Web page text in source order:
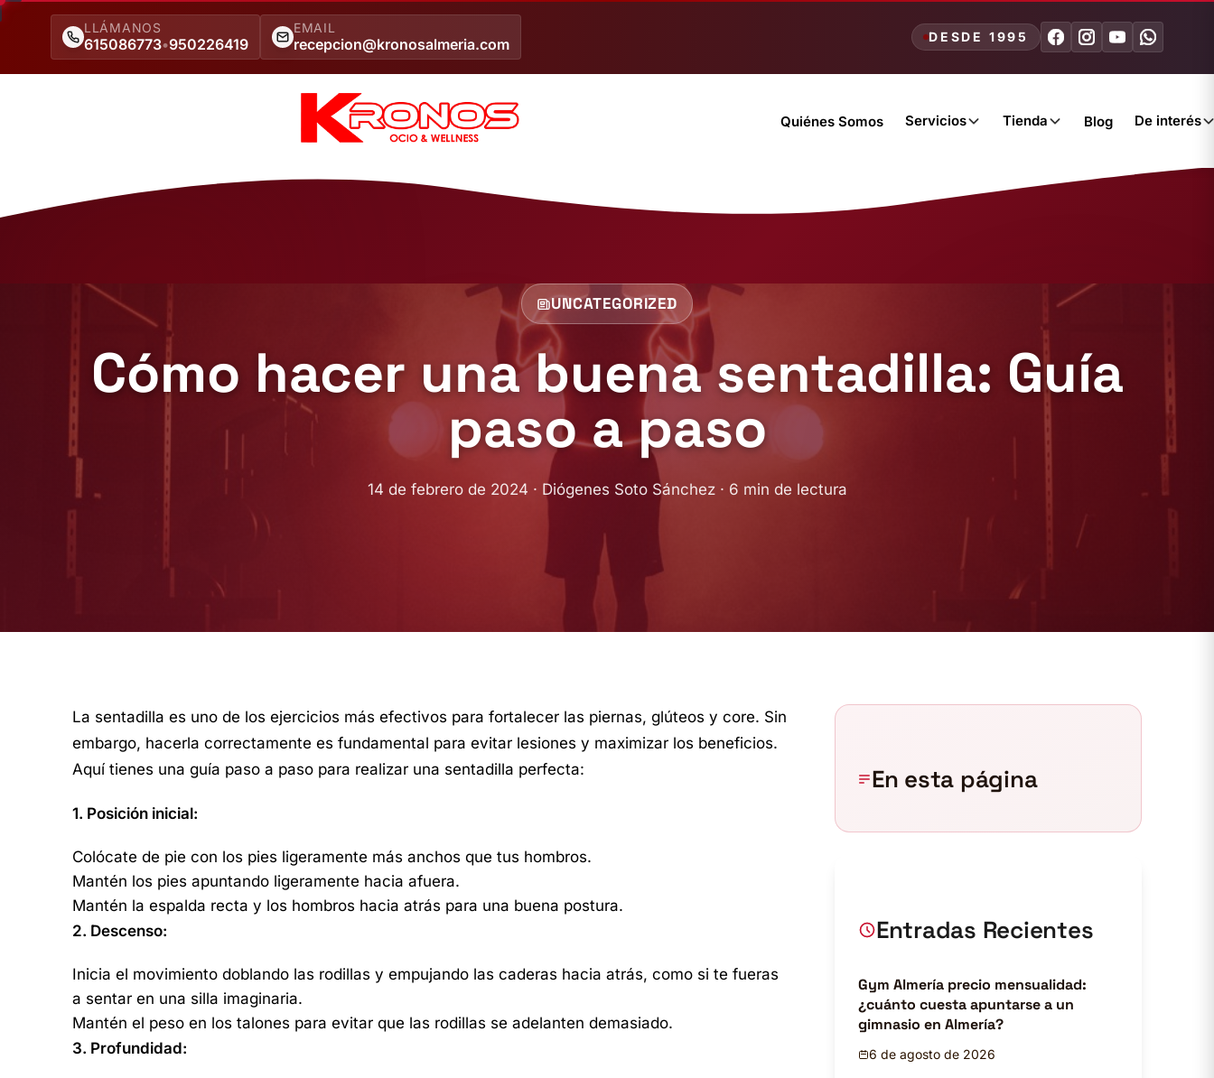
LLÁMANOS
615086773•950226419
EMAIL
recepcion@kronosalmeria.com DESDE 1995
Quiénes Somos Servicios Tienda Blog De interés
UNCATEGORIZED
Cómo hacer una buena sentadilla: Guía
paso a paso
14 de febrero de 2024 · Diógenes Soto Sánchez · 6 min de lectura
La sentadilla es uno de los ejercicios más efectivos para fortalecer las piernas, glúteos y core. Sin
embargo, hacerla correctamente es fundamental para evitar lesiones y maximizar los beneficios.
Aquí tienes una guía paso a paso para realizar una sentadilla perfecta:
1. Posición inicial:
Colócate de pie con los pies ligeramente más anchos que tus hombros.
Mantén los pies apuntando ligeramente hacia afuera.
Mantén la espalda recta y los hombros hacia atrás para una buena postura.
2. Descenso:
Inicia el movimiento doblando las rodillas y empujando las caderas hacia atrás, como si te fueras
a sentar en una silla imaginaria.
Mantén el peso en los talones para evitar que las rodillas se adelanten demasiado.
3. Profundidad:
En esta página
Entradas Recientes
Gym Almería precio mensualidad:
¿cuánto cuesta apuntarse a un
gimnasio en Almería?
6 de agosto de 2026